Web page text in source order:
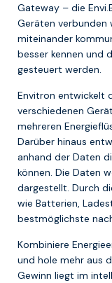
Gateway – die
Geräten verbunden
miteinander
besser kennen und
gesteuert werden.
Envitron entwickelt
verschiedenen
mehreren
Darüber hinaus
anhand der Daten
können. Die Daten
dargestellt. Durch
wie Batterien,
bestmöglichste
Kombiniere
und hole mehr aus
Gewinn liegt im